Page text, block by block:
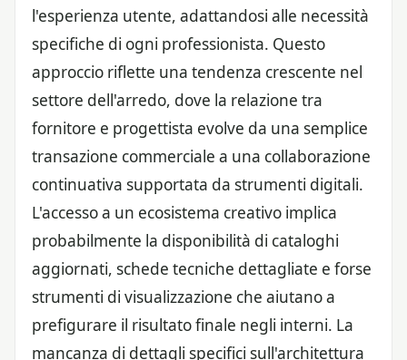
l'esperienza utente, adattandosi alle necessità
specifiche di ogni professionista. Questo
approccio riflette una tendenza crescente nel
settore dell'arredo, dove la relazione tra
fornitore e progettista evolve da una semplice
transazione commerciale a una collaborazione
continuativa supportata da strumenti digitali.
L'accesso a un ecosistema creativo implica
probabilmente la disponibilità di cataloghi
aggiornati, schede tecniche dettagliate e forse
strumenti di visualizzazione che aiutano a
prefigurare il risultato finale negli interni. La
mancanza di dettagli specifici sull'architettura